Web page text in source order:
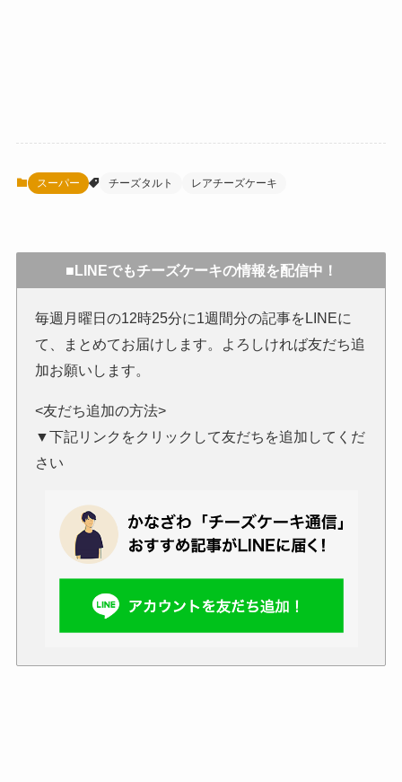
スーパー チーズタルト レアチーズケーキ
■LINEでもチーズケーキの情報を配信中！
毎週月曜日の12時25分に1週間分の記事をLINEに
て、まとめてお届けします。よろしければ友だち追
加お願いします。
<友だち追加の方法>
▼下記リンクをクリックして友だちを追加してくだ
さい